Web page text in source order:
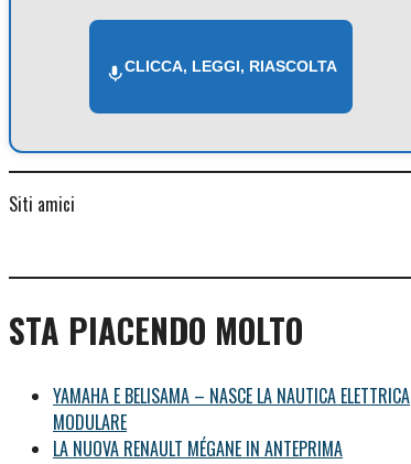
CLICCA, LEGGI, RIASCOLTA
Siti amici
STA PIACENDO MOLTO
YAMAHA E BELISAMA – NASCE LA NAUTICA ELETTRICA
MODULARE
LA NUOVA RENAULT MÉGANE IN ANTEPRIMA